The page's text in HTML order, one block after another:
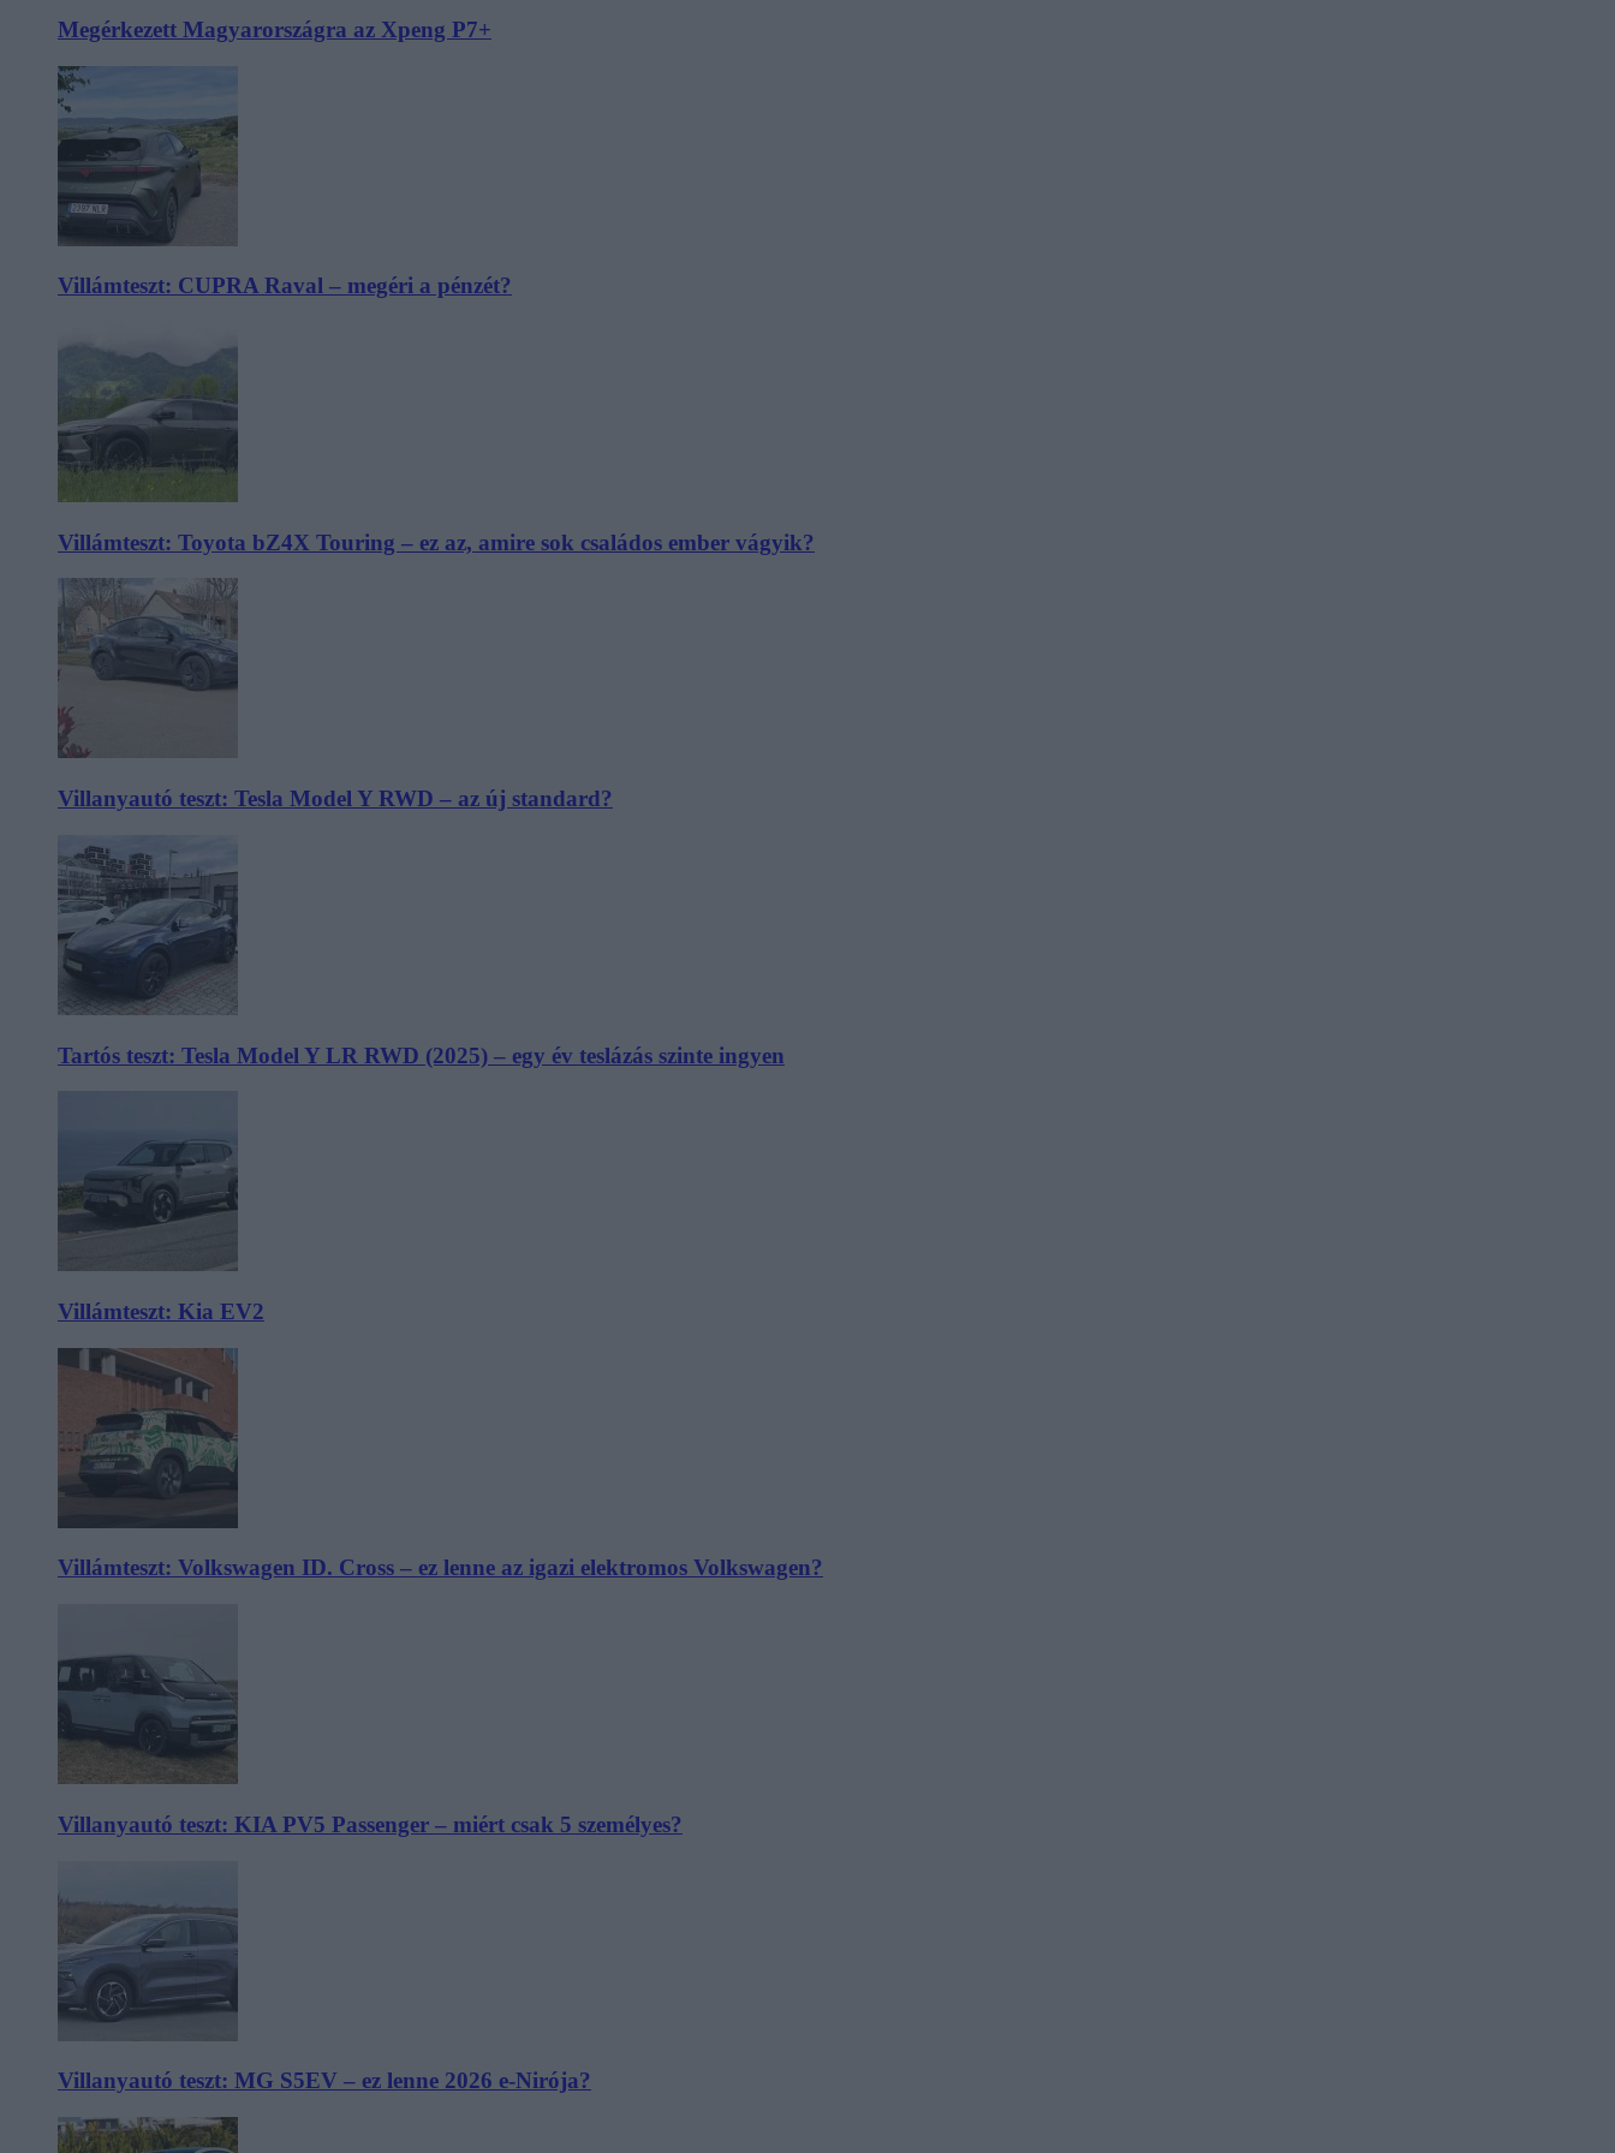
Megérkezett Magyarországra az Xpeng P7+
Villámteszt: CUPRA Raval – megéri a pénzét?
Villámteszt: Toyota bZ4X Touring – ez az, amire sok családos ember vágyik?
Villanyautó teszt: Tesla Model Y RWD – az új standard?
Tartós teszt: Tesla Model Y LR RWD (2025) – egy év teslázás szinte ingyen
Villámteszt: Kia EV2
Villámteszt: Volkswagen ID. Cross – ez lenne az igazi elektromos Volkswagen?
Villanyautó teszt: KIA PV5 Passenger – miért csak 5 személyes?
Villanyautó teszt: MG S5EV – ez lenne 2026 e-Nirója?